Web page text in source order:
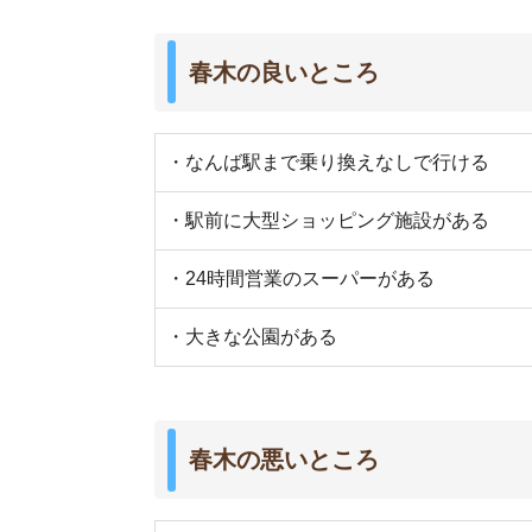
・周辺駅より家賃相場が高い
・コンビニが少ない
・狭い道が多く、車や自転車とのすれ違いが危な
・岸和田競輪場があり、開催日は人が多くなる
実際に春木に行ってみました
西側の特徴
・駅の近くに大型ショッピング施設がある